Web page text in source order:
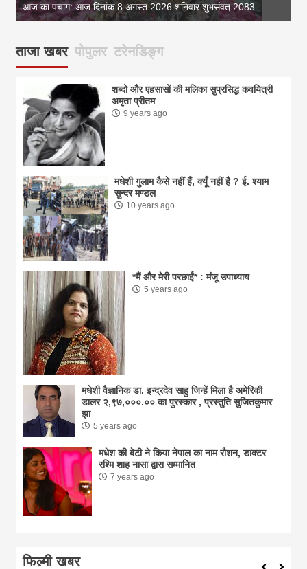
आज का पंचांग: आज दिनांक 8 अगस्त 2026 शनिवार शुभसंवत् 2083
ताजा खबर पोपुलर टरेनडिङ्ग
शब्दो और एहसासों की मलिका सुप्रसिद्ध कवयित्री
अमृता प्रीतम
9 years ago
मधेशी गुलाम कैसे नहीं हैं, क्यूँ नहीं है ? ई. श्याम
सुन्दर मण्डल
10 years ago
*मैं और मेरी परछाईं* : मंजू उपाध्याय
5 years ago
मधेशी वैज्ञानिक डा. इन्द्रदेव साहु जिन्हें मिला है अमेरिकी
डालर २,९७,०००.०० का पुरस्कार , प्रस्तुति सुजितकुमार
झा
5 years ago
मधेश की बेटी ने किया नेपाल का नाम राैशन, डाक्टर
रश्मि शाह नासा द्वारा सम्मानित
7 years ago
फिल्मी खबर